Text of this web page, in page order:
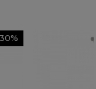
30%